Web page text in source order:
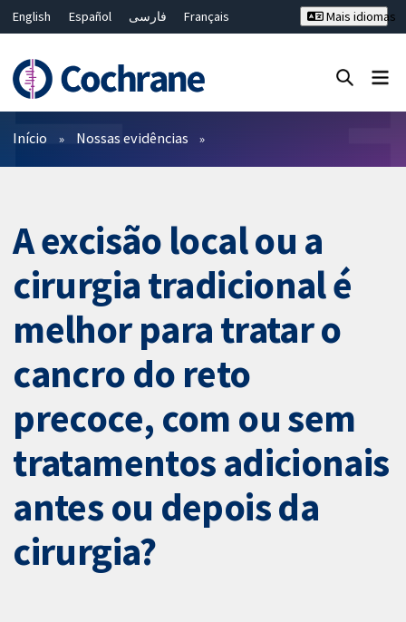
English Español فارسی
Français
Bahasa Malaysia
ไทย 繁體中文
Mais idiomas
Filtros
Início Nossas evidências
A excisão local ou a
cirurgia tradicional é
melhor para tratar o
cancro do reto
precoce, com ou sem
tratamentos adicionais
antes ou depois da
cirurgia?